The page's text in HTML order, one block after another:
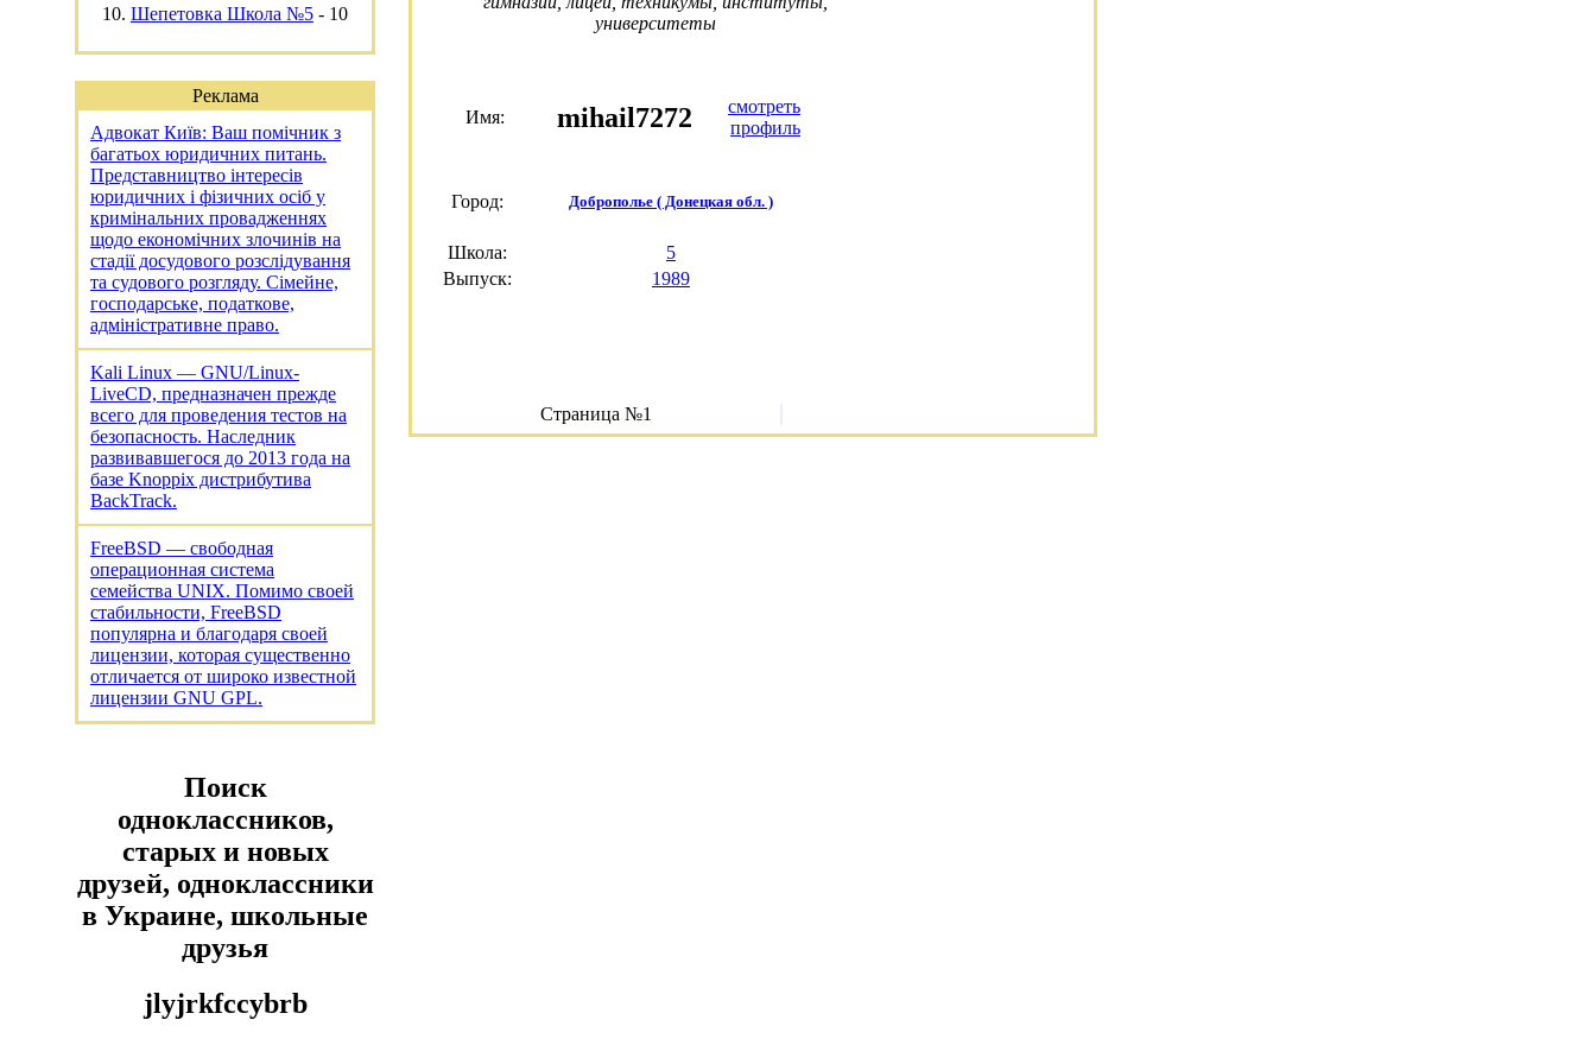
10. Шепетовка Школа №5 - 10
Реклама
Адвокат Київ: Ваш помічник з
багатьох юридичних питань.
Представництво інтересів
юридичних і фізичних осіб у
кримінальних провадженнях
щодо економічних злочинів на
стадії досудового розслідування
та судового розгляду. Сімейне,
господарське, податкове,
адміністративне право.
Kali Linux — GNU/Linux-
LiveCD, предназначен прежде
всего для проведения тестов на
безопасность. Наследник
развивавшегося до 2013 года на
базе Knoppix дистрибутива
BackTrack.
FreeBSD — свободная
операционная система
семейства UNIX. Помимо своей
стабильности, FreeBSD
популярна и благодаря своей
лицензии, которая существенно
отличается от широко известной
лицензии GNU GPL.
Поиск
одноклассников,
старых и новых
друзей, одноклассники
в Украине, школьные
друзья
jlyjrkfccybrb
университеты
Имя: mihail7272
смотреть
профиль
Город: Доброполье ( Донецкая обл. )
Школа:
5
Выпуск:
1989
Страница №1